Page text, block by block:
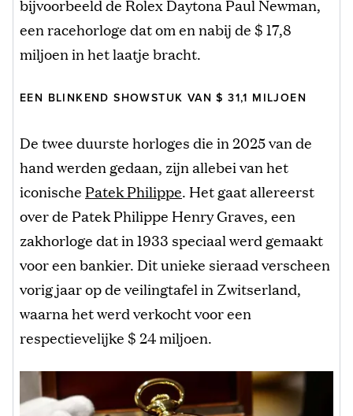
bijvoorbeeld de Rolex Daytona Paul Newman,
een racehorloge dat om en nabij de $ 17,8
miljoen in het laatje bracht.
EEN BLINKEND SHOWSTUK VAN $ 31,1 MILJOEN
De twee duurste horloges die in 2025 van de
hand werden gedaan, zijn allebei van het
iconische Patek Philippe. Het gaat allereerst
over de Patek Philippe Henry Graves, een
zakhorloge dat in 1933 speciaal werd gemaakt
voor een bankier. Dit unieke sieraad verscheen
vorig jaar op de veilingtafel in Zwitserland,
waarna het werd verkocht voor een
respectievelijke $ 24 miljoen.